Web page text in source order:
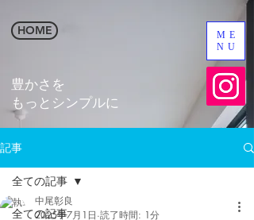
HOME
​豊かさを
​もっとシンプルに
ME
NU
記事
全ての記事
全ての記事
中尾彰良
2025年7月1日 読了時間: 1分